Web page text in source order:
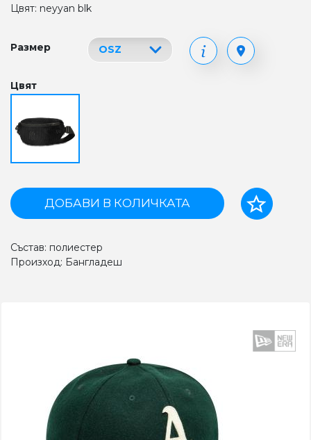
Цвят: neyyan blk
Размер
Цвят
ДОБАВИ В КОЛИЧКАТА
Състав: полиестер
Произход: Бангладеш